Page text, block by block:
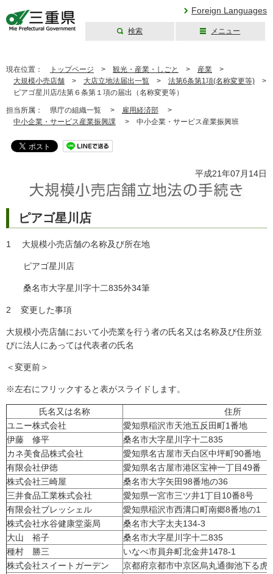
Foreign Languages
検索 メニュー
現在位置： トップページ > 観光・産業・しごと > 産業 >
大規模小売店舗 > 大店立地法届出一覧 > 法第6条第1項(名称変更等) >
ピアゴ星川店/法第６条第１項の届出（名称変更等）
担当所属： 県庁の組織一覧 > 雇用経済部 >
中小企業・サービス産業振興課 > 中小企業・サービス産業振興班
平成21年07月14日
ピアゴ星川店
1 大規模小売店舗の名称及び所在地
ピアゴ星川店
桑名市大字星川字十二835外34筆
2 変更した事項
大規模小売店舗において小売業を行う者の氏名又は名称及び住所並
びに法人にあっては代表者の氏名
＜変更前＞
※左右にフリックすると表がスライドします。
氏名又は名称
住所
ユニー株式会社
愛知県稲沢市天池五反田町1番地
伊藤 修平
桑名市大字星川字十二835
カネ美食品株式会社
愛知県名古屋市天白区中坪町90番地
有限会社伊徳
愛知県名古屋市港区宝神一丁目49番
株式会社三崎屋
桑名市大字矢田98番地の36
三井食品工業株式会社
愛知県一宮市三ツ井1丁目10番8号
有限会社ブレッシェル
愛知県稲沢市西溝口町南郷8番地の1
株式会社水谷健康堂薬局
桑名市大字太夫134-3
大山 裕子
桑名市大字星川字十二835
種村 勝三
いなべ市員弁町北金井1478-1
株式会社スイートガーデン
京都府京都市中京区烏丸通御池下る虎